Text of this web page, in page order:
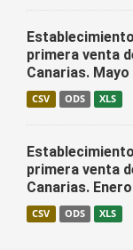
primera venta
Canarias. Mayo
CSV ODS XLS
primera venta
Canarias.
CSV ODS XLS